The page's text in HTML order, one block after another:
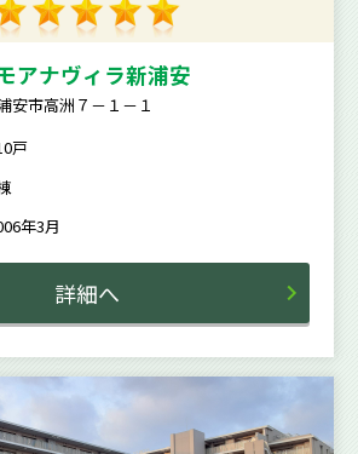
アナヴィラ新浦安
安市高洲７－１－１
戸
年3月
詳細へ